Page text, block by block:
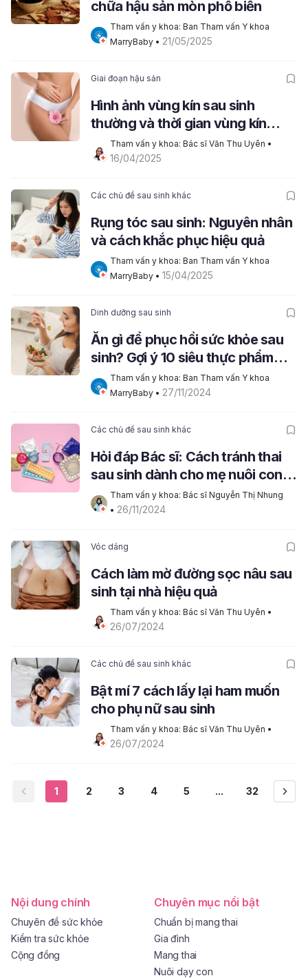
chữa hậu sản mòn phổ biến
Tham vấn y khoa: Ban Tham vấn Y khoa
MarryBaby • 21/05/2025
Giai đoạn hậu sản
Hình ảnh vùng kín sau sinh
thường và thời gian vùng kín
phục hồi sau sinh
Tham vấn y khoa: Bác sĩ Văn Thu Uyên
16/04/2025
Các chủ đề sau sinh khác
Rụng tóc sau sinh: Nguyên nhân
và cách khắc phục hiệu quả
Tham vấn y khoa: Ban Tham vấn Y khoa
MarryBaby • 15/04/2025
Dinh dưỡng sau sinh
Ăn gì để phục hồi sức khỏe sau
sinh? Gợi ý 10 siêu thực phẩm
cho mẹ
Tham vấn y khoa: Ban Tham vấn Y khoa
MarryBaby • 27/11/2024
Các chủ đề sau sinh khác
Hỏi đáp Bác sĩ: Cách tránh thai
sau sinh dành cho mẹ nuôi con
bú?Tham vấn y khoa: Bác sĩ Nguyễn Thị Nhung
• 26/11/2024
Vóc dáng
Cách làm mờ đường sọc nâu sau
sinh tại nhà hiệu quả
Tham vấn y khoa: Bác sĩ Văn Thu Uyên
26/07/2024
Các chủ đề sau sinh khác
Bật mí 7 cách lấy lại ham muốn
cho phụ nữ sau sinh
Tham vấn y khoa: Bác sĩ Văn Thu Uyên
26/07/2024
1 2 3 4 5 ... 32
Nội dung chính
Chuyên đề sức khỏe
Kiểm tra sức khỏe
Cộng đồng
Chuyên mục nổi bật
Chuẩn bị mang thai
Gia đình
Mang thai
Nuôi dạy con